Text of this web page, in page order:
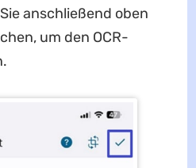
anschließend oben
um den OCR-